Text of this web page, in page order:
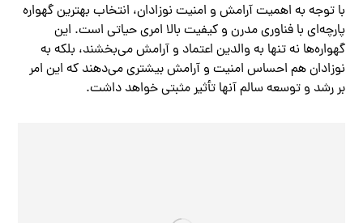
با توجه به اهمیت آرامش و امنیت نوزادان، انتخاب بهترین گهواره
پارچه‌ای با فناوری مدرن و کیفیت بالا امری حیاتی است. این
گهواره‌ها نه تنها به والدین اعتماد و آرامش می‌بخشند، بلکه به
نوزادان هم احساس امنیت و آرامش بیشتری می‌دهند که این امر
بر رشد و توسعه سالم آنها تأثیر مثبتی خواهد داشت.